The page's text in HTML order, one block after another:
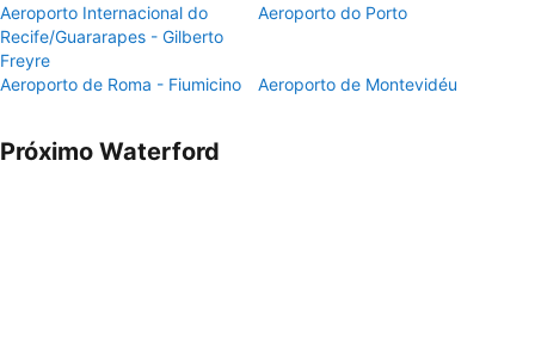
Aeroporto Internacional do
Recife/Guararapes - Gilberto
Freyre
Aeroporto do Porto
Aeroporto de Roma - Fiumicino Aeroporto de Montevidéu
Próximo Waterford